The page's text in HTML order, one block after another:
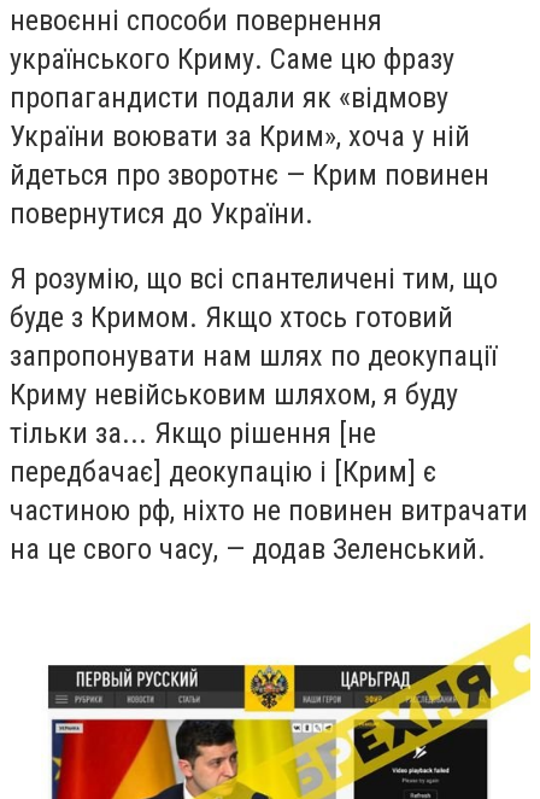
невоєнні способи повернення
українського Криму. Саме цю фразу
пропагандисти подали як «відмову
України воювати за Крим», хоча у ній
йдеться про зворотнє — Крим повинен
повернутися до України.
Я розумію, що всі спантеличені тим, що
буде з Кримом. Якщо хтось готовий
запропонувати нам шлях по деокупації
Криму невійськовим шляхом, я буду
тільки за... Якщо рішення [не
передбачає] деокупацію і [Крим] є
частиною рф, ніхто не повинен витрачати
на це свого часу, — додав Зеленський.